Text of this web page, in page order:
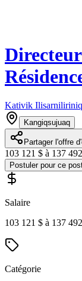
Kativik
Kangiqsujuaq
Partager l'offre
103 121 $ à 137
Postuler pour ce
Salaire
103 121 $ à 137
Catégorie